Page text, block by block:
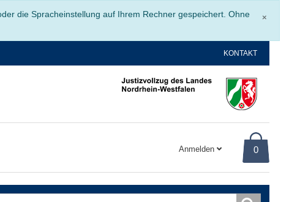
×
die Spracheinstellung auf Ihrem Rechner gespeichert. Ohne
KONTAKT
Anmelden 0